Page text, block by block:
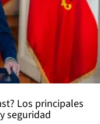
Los principales
seguridad